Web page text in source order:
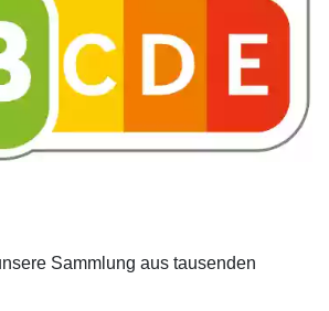
Sammlung aus tausenden